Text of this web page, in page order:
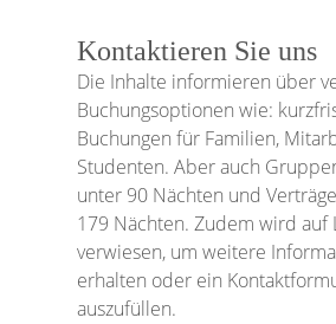
Kontaktieren Sie uns
Die Inhalte informieren über
Buchungsoptionen wie:
Buchungen für Familien,
Studenten. Aber auch
unter 90 Nächten und
179 Nächten. Zudem wird auf
verwiesen, um weitere
erhalten oder ein
auszufüllen.